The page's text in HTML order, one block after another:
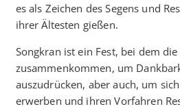
es als Zeichen des Segens und
ihrer Ältesten gießen.
Songkran ist ein Fest, bei dem
zusammenkommen, um
auszudrücken, aber auch, um
erwerben und ihren Vorfahren